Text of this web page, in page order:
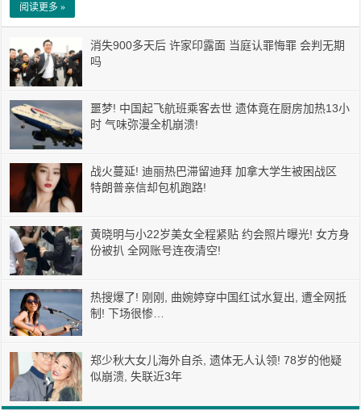
阅读更多 »
消失900多天后 许家印露面 当庭认罪悔罪 会判无期
吗
噩梦! 中国起飞航班乘客去世 遗体竟在厨房加热13小
时 气味弥漫全机崩溃!
战火蔓延! 迪丽热巴滞留迪拜 加拿大学生被困战区
特朗普亲信却包机跑路!
黄晓明与小22岁美女全程紧贴 约会照片曝光! 女方身
份被扒 全网账号连夜清空!
热搜爆了! 刚刚, 曲婉婷穿中国红试水复出, 遭全网抵
制! 下场很惨…
郑少秋大女儿海外自杀, 遗体无人认领! 78岁的他疑
似崩溃, 失联近3年